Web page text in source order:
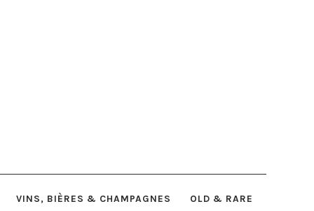
VINS, BIÈRES & CHAMPAGNES OLD & RARE